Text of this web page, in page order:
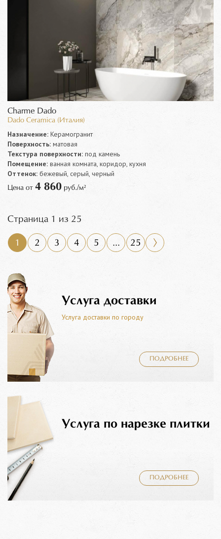
Charme Dado
Dado Ceramica (Италия)
Назначение: Керамогранит
Поверхность: матовая
Текстура поверхности: под камень
Помещение: ванная комната, коридор, кухня
Оттенок: бежевый, серый, черный
Цена от 4 860 руб./м²
Страница 1 из 25
1 2 3 4 5 ... 25
Услуга доставки
Услуга доставки по городу
ПОДРОБНЕЕ
Услуга по нарезке плитки
ПОДРОБНЕЕ